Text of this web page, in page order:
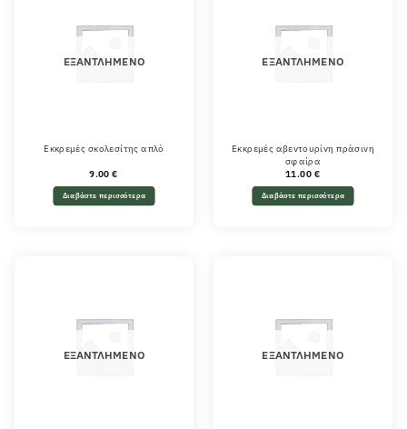
ΕΞΑΝΤΛΗΜΈΝΟ
Εκκρεμές σκολεσίτης απλό
9.00€
Διαβάστε περισσότερα
ΕΞΑΝΤΛΗΜΈΝΟ
Εκκρεμές αβεντουρίνη πράσινη
σφαίρα
11.00 €
Διαβάστε περισσότερα
ΕΞΑΝΤΛΗΜΈΝΟ ΕΞΑΝΤΛΗΜΈΝΟ